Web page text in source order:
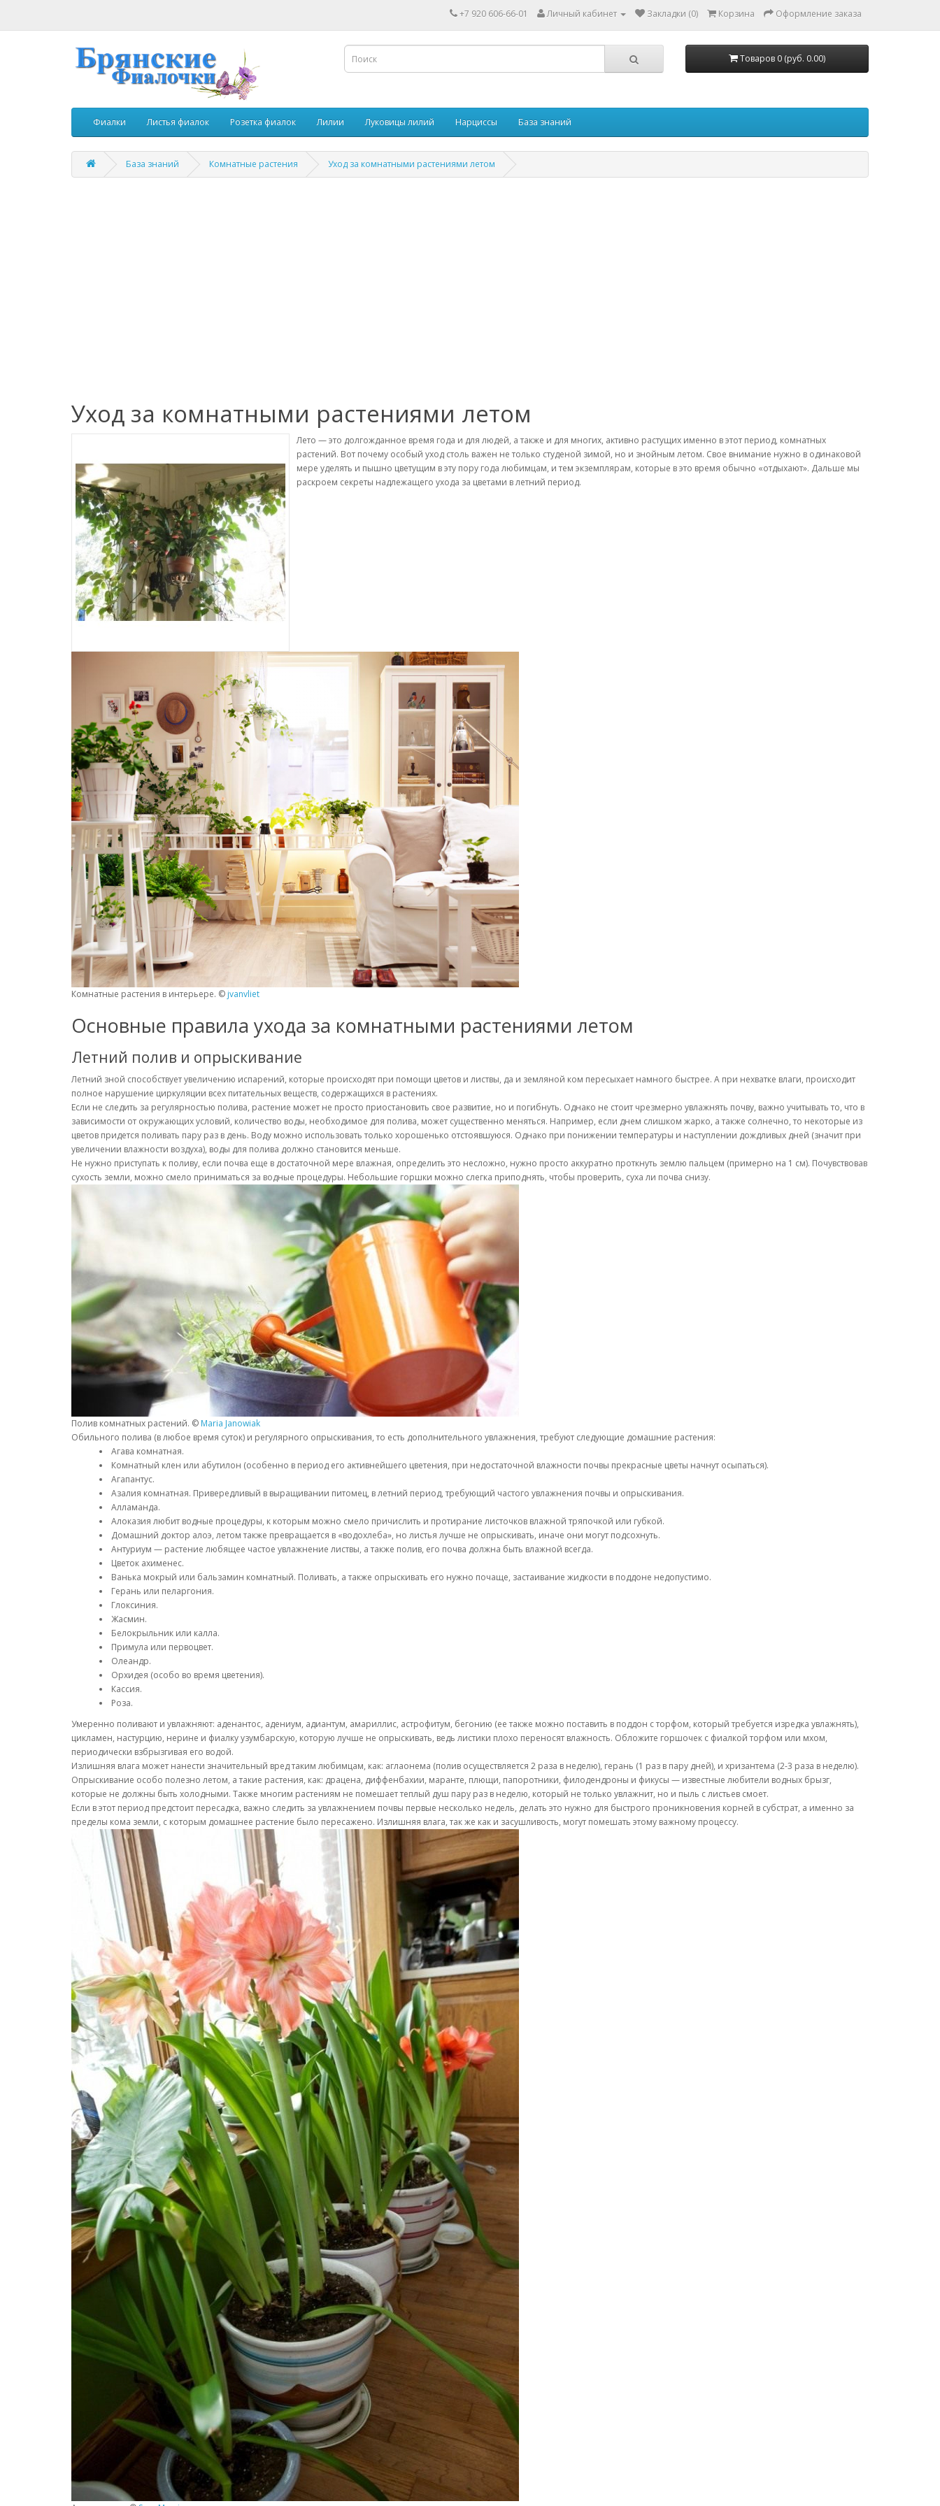
+7 920 606-66-01 Личный кабинет Закладки (0) Корзина Оформление заказа
Товаров 0 (руб. 0.00)
Фиалки Листья фиалок Розетка фиалок Лилии Луковицы лилий Нарциссы База знаний
База знаний Комнатные растения Уход за комнатными растениями летом
Уход за комнатными растениями летом
Лето — это долгожданное время года и для людей, а также и для многих, активно растущих именно в этот период, комнатных
растений. Вот почему особый уход столь важен не только студеной зимой, но и знойным летом. Свое внимание нужно в одинаковой
мере уделять и пышно цветущим в эту пору года любимцам, и тем экземплярам, которые в это время обычно «отдыхают». Дальше мы
раскроем секреты надлежащего ухода за цветами в летний период.
Комнатные растения в интерьере. © jvanvliet
Основные правила ухода за комнатными растениями летом
Летний полив и опрыскивание
Летний зной способствует увеличению испарений, которые происходят при помощи цветов и листвы, да и земляной ком пересыхает намного быстрее. А при нехватке влаги, происходит
полное нарушение циркуляции всех питательных веществ, содержащихся в растениях.
Если не следить за регулярностью полива, растение может не просто приостановить свое развитие, но и погибнуть. Однако не стоит чрезмерно увлажнять почву, важно учитывать то, что в
зависимости от окружающих условий, количество воды, необходимое для полива, может существенно меняться. Например, если днем слишком жарко, а также солнечно, то некоторые из
цветов придется поливать пару раз в день. Воду можно использовать только хорошенько отстоявшуюся. Однако при понижении температуры и наступлении дождливых дней (значит при
увеличении влажности воздуха), воды для полива должно становится меньше.
Не нужно приступать к поливу, если почва еще в достаточной мере влажная, определить это несложно, нужно просто аккуратно проткнуть землю пальцем (примерно на 1 см). Почувствовав
сухость земли, можно смело приниматься за водные процедуры. Небольшие горшки можно слегка приподнять, чтобы проверить, суха ли почва снизу.
Полив комнатных растений. © Maria Janowiak
Обильного полива (в любое время суток) и регулярного опрыскивания, то есть дополнительного увлажнения, требуют следующие домашние растения:
Агава комнатная.
Комнатный клен или абутилон (особенно в период его активнейшего цветения, при недостаточной влажности почвы прекрасные цветы начнут осыпаться).
Агапантус.
Азалия комнатная. Привередливый в выращивании питомец, в летний период, требующий частого увлажнения почвы и опрыскивания.
Алламанда.
Алоказия любит водные процедуры, к которым можно смело причислить и протирание листочков влажной тряпочкой или губкой.
Домашний доктор алоэ, летом также превращается в «водохлеба», но листья лучше не опрыскивать, иначе они могут подсохнуть.
Антуриум — растение любящее частое увлажнение листвы, а также полив, его почва должна быть влажной всегда.
Цветок ахименес.
Ванька мокрый или бальзамин комнатный. Поливать, а также опрыскивать его нужно почаще, застаивание жидкости в поддоне недопустимо.
Герань или пеларгония.
Глоксиния.
Жасмин.
Белокрыльник или калла.
Примула или первоцвет.
Олеандр.
Орхидея (особо во время цветения).
Кассия.
Роза.
Умеренно поливают и увлажняют: аденантос, адениум, адиантум, амариллис, астрофитум, бегонию (ее также можно поставить в поддон с торфом, который требуется изредка увлажнять),
цикламен, настурцию, нерине и фиалку узумбарскую, которую лучше не опрыскивать, ведь листики плохо переносят влажность. Обложите горшочек с фиалкой торфом или мхом,
периодически взбрызгивая его водой.
Излишняя влага может нанести значительный вред таким любимцам, как: аглаонема (полив осуществляется 2 раза в неделю), герань (1 раз в пару дней), и хризантема (2-3 раза в неделю).
Опрыскивание особо полезно летом, а такие растения, как: драцена, диффенбахии, маранте, плющи, папоротники, филодендроны и фикусы — известные любители водных брызг,
которые не должны быть холодными. Также многим растениям не помешает теплый душ пару раз в неделю, который не только увлажнит, но и пыль с листьев смоет.
Если в этот период предстоит пересадка, важно следить за увлажнением почвы первые несколько недель, делать это нужно для быстрого проникновения корней в субстрат, а именно за
пределы кома земли, с которым домашнее растение было пересажено. Излишняя влага, так же как и засушливость, могут помешать этому важному процессу.